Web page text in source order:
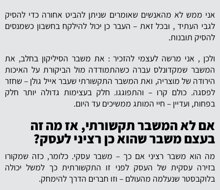
אני ממש לא מהאנשים שאומרים שניתן להביט אחורה כדי להסיק
לגבי העתיד , ובכל זאת – העבר כן יכול להילקח בחשבון כשמנסים
להסיק תובנות.
ולכן , אני מרשה לעצמי להזכיר : את משבר הסיליקון בחלב, את
המשבר שמקדונלס עברה כשהתמודדה מול הביקורת על האיכות
הירודה של מוצריה, ואת המשבר התקשורתי שעבר אייל גולן – שחזר
לפסגה. כולם קרו – והתפוגגו. חלק בעצימות גדולה יותר חלק
בפחות, ועדיין – חיי המותג ממשיכים עד היום.
אם לא המשבר תקשורתי, אז מה זה
בעצם משבר שהוא כן רציני לעסק?
מה הוא משבר רציני אם כך – משבר עסקי. כלומר, כזה שמקורו
בזירה עסקית של העסק לפני זו התקשורתית כך למשל יכולה
בלוקבסטר שנעלמה מהעולם – וזו חברים הדרך להימחק.